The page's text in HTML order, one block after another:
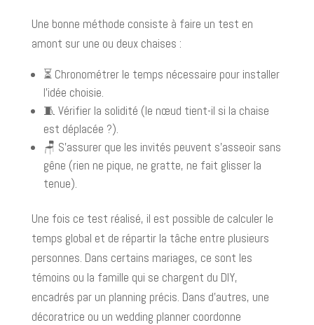
Une bonne méthode consiste à faire un test en
amont sur une ou deux chaises :
⏳ Chronométrer le temps nécessaire pour installer
l’idée choisie.
🧵 Vérifier la solidité (le nœud tient-il si la chaise
est déplacée ?).
🪑 S’assurer que les invités peuvent s’asseoir sans
gêne (rien ne pique, ne gratte, ne fait glisser la
tenue).
Une fois ce test réalisé, il est possible de calculer le
temps global et de répartir la tâche entre plusieurs
personnes. Dans certains mariages, ce sont les
témoins ou la famille qui se chargent du DIY,
encadrés par un planning précis. Dans d’autres, une
décoratrice ou un wedding planner coordonne